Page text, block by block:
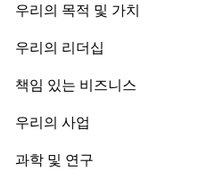
우리의 목적 및 가치
우리의 리더십
책임 있는 비즈니스
우리의 사업
과학 및 연구